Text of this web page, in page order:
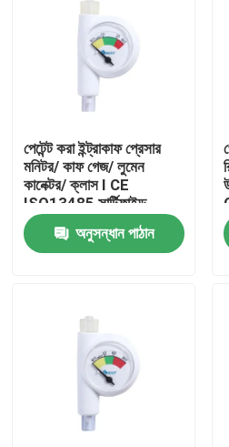
পেটেন্ট করা ইন্ট্রাকাফ প্রেসার
মনিটর/ কাফ গেজ/ লুমেন
কানেক্টর/ ক্লাস I CE
ISO13485 সার্টিফাইড
অনুসন্ধান পাঠান